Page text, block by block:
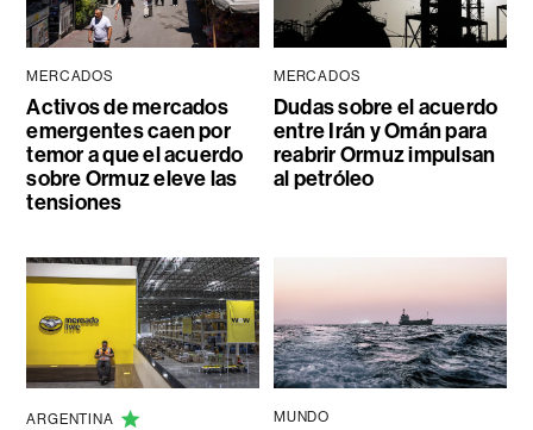
MERCADOS
Activos de mercados
emergentes caen por
temor a que el acuerdo
sobre Ormuz eleve las
tensiones
MERCADOS
Dudas sobre el acuerdo
entre Irán y Omán para
reabrir Ormuz impulsan
al petróleo
ARGENTINA MUNDO